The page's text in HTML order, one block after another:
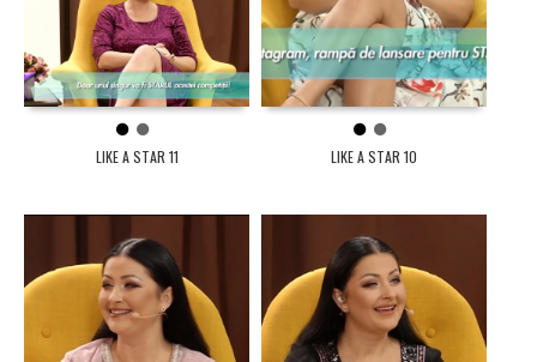
1 2
LIKE A STAR 11
1 2
LIKE A STAR 10